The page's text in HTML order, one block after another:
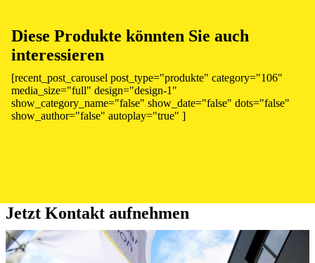
Diese Produkte könnten Sie auch
interessieren
[recent_post_carousel post_type="produkte" category="106"
media_size="full" design="design-1"
show_category_name="false" show_date="false" dots="false"
show_author="false" autoplay="true" ]
Jetzt Kontakt aufnehmen